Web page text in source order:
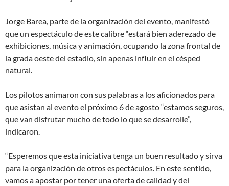
Jorge Barea, parte de la organización del evento, manifestó
que un espectáculo de este calibre “estará bien aderezado de
exhibiciones, música y animación, ocupando la zona frontal de
la grada oeste del estadio, sin apenas influir en el césped
natural.
Los pilotos animaron con sus palabras a los aficionados para
que asistan al evento el próximo 6 de agosto “estamos seguros,
que van disfrutar mucho de todo lo que se desarrolle”,
indicaron.
“Esperemos que esta iniciativa tenga un buen resultado y sirva
para la organización de otros espectáculos. En este sentido,
vamos a apostar por tener una oferta de calidad y del